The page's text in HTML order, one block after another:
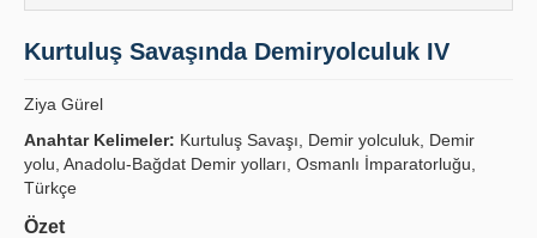
Hakkında
Dergi Kurulları
Yazım Kuralları
İlkeler
Yayın Politikaları
Kurtuluş Savaşında Demiryolculuk IV
Ziya Gürel
Anahtar Kelimeler: Kurtuluş Savaşı, Demir yolculuk, Demir
yolu, Anadolu-Bağdat Demir yolları, Osmanlı İmparatorluğu,
Türkçe
Özet